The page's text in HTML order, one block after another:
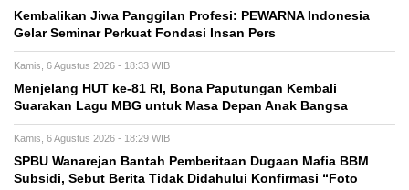
Kembalikan Jiwa Panggilan Profesi: PEWARNA Indonesia
Gelar Seminar Perkuat Fondasi Insan Pers
Kamis, 6 Agustus 2026 - 18:33 WIB
Menjelang HUT ke-81 RI, Bona Paputungan Kembali
Suarakan Lagu MBG untuk Masa Depan Anak Bangsa
Kamis, 6 Agustus 2026 - 18:29 WIB
SPBU Wanarejan Bantah Pemberitaan Dugaan Mafia BBM
Subsidi, Sebut Berita Tidak Didahului Konfirmasi “Foto